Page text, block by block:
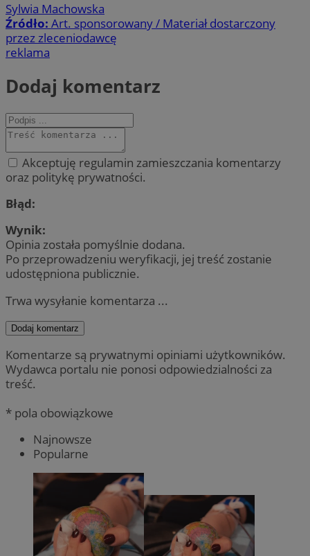
Sylwia Machowska
Źródło: Art. sponsorowany / Materiał dostarczony
przez zleceniodawcę
reklama
Dodaj komentarz
Akceptuję regulamin zamieszczania komentarzy
oraz politykę prywatności.
Błąd:
Wynik:
Opinia została pomyślnie dodana.
Po przeprowadzeniu weryfikacji, jej treść zostanie
udostępniona publicznie.
Trwa wysyłanie komentarza ...
Dodaj komentarz
Komentarze są prywatnymi opiniami użytkowników.
Wydawca portalu nie ponosi odpowiedzialności za
treść.
* pola obowiązkowe
Najnowsze
Popularne